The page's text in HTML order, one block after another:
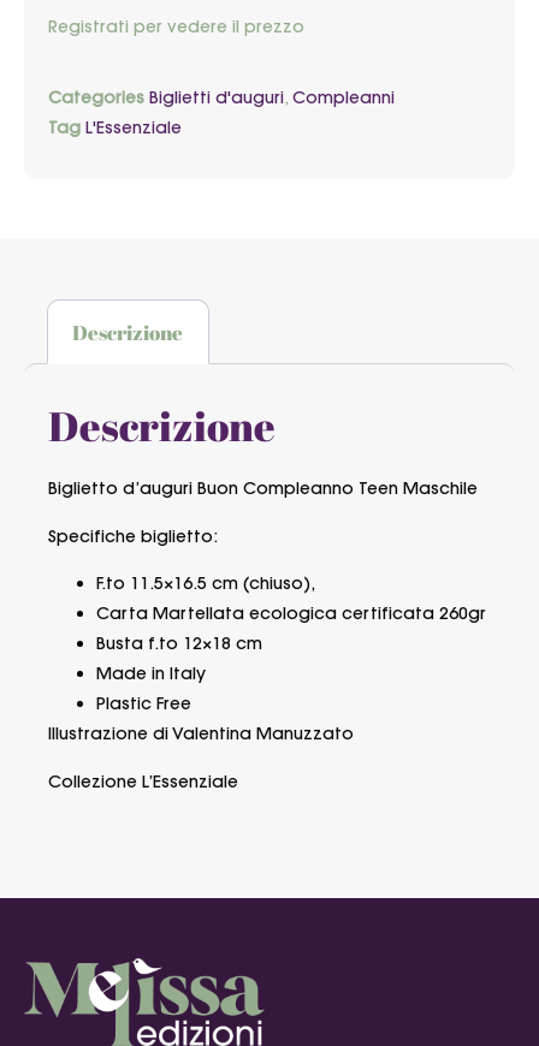
Registrati per vedere il prezzo
Categories Biglietti d'auguri, Compleanni
Tag L'Essenziale
Descrizione
Descrizione
Biglietto d’auguri Buon Compleanno Teen Maschile
Specifiche biglietto:
F.to 11.5×16.5 cm (chiuso),
Carta Martellata ecologica certificata 260gr
Busta f.to 12×18 cm
Made in Italy
Plastic Free
Illustrazione di Valentina Manuzzato
Collezione L’Essenziale